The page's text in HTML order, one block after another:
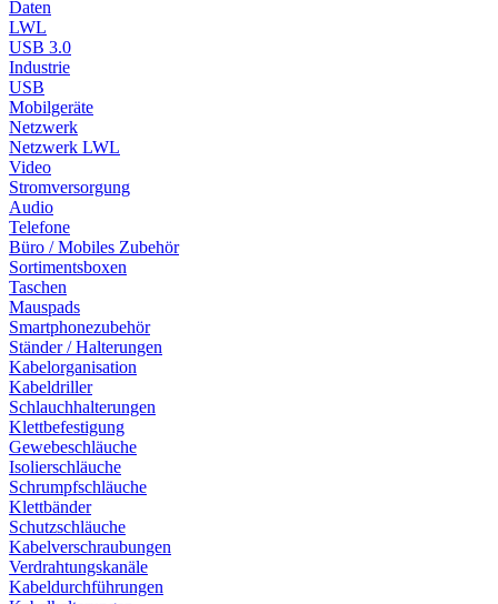
Daten
LWL
USB 3.0
Industrie
USB
Mobilgeräte
Netzwerk
Netzwerk LWL
Video
Stromversorgung
Audio
Telefone
Büro / Mobiles Zubehör
Sortimentsboxen
Taschen
Mauspads
Smartphonezubehör
Ständer / Halterungen
Kabelorganisation
Kabeldriller
Schlauchhalterungen
Klettbefestigung
Gewebeschläuche
Isolierschläuche
Schrumpfschläuche
Klettbänder
Schutzschläuche
Kabelverschraubungen
Verdrahtungskanäle
Kabeldurchführungen